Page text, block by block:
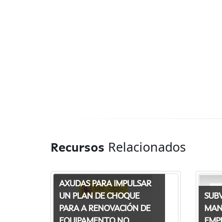
Recursos Relacionados
AXUDAS PARA IMPULSAR
UN PLAN DE CHOQUE
PARA A RENOVACIÓN DE